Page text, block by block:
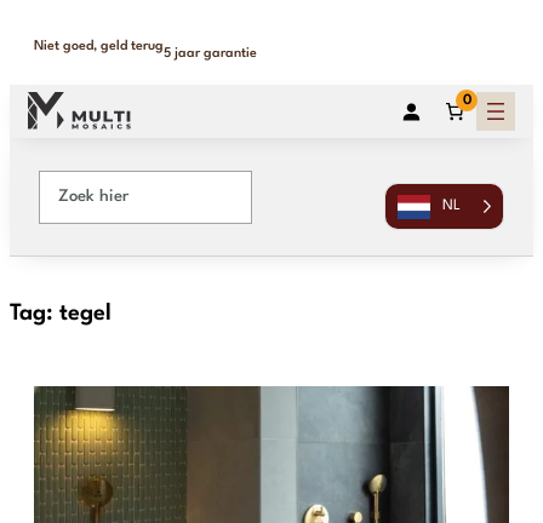
Niet goed, geld terug
5 jaar garantie
0
NL
Tag: tegel